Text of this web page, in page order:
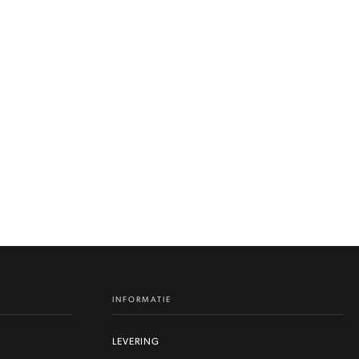
INFORMATIE
LEVERING